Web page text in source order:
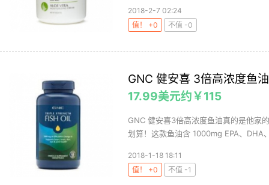
2018-2-7 02:24
值！ +0
不值 -0
GNC 健安喜 3倍高浓度鱼
17.99美元约￥115
GNC 健安喜3倍高浓度鱼油真的是他家
划算！这款鱼油含 1000mg EPA、DHA
2018-1-18 18:11
值！ +0
不值 -1